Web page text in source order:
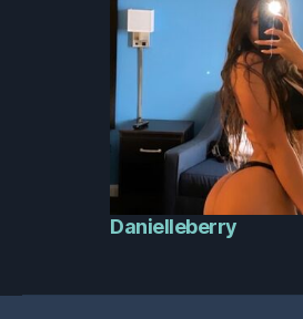
Danielleberry